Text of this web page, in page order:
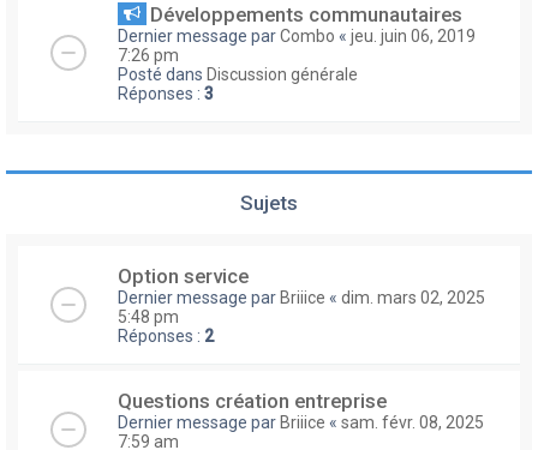
Développements communautaires
Dernier message parCombo « jeu. juin 06, 2019
7:26 pm
Posté dans Discussion générale
Réponses : 3
Sujets
Option service
Dernier message parBriiice « dim. mars 02, 2025
5:48 pm
Réponses : 2
Questions création entreprise
Dernier message parBriiice « sam. févr. 08, 2025
7:59 am